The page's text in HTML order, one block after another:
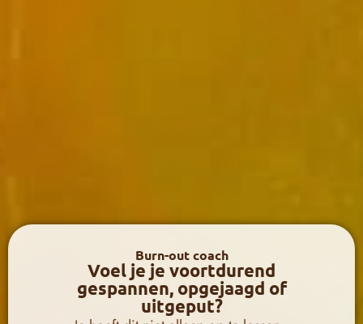
Burn-out coach
Voel je je voortdurend
gespannen, opgejaagd of
uitgeput?